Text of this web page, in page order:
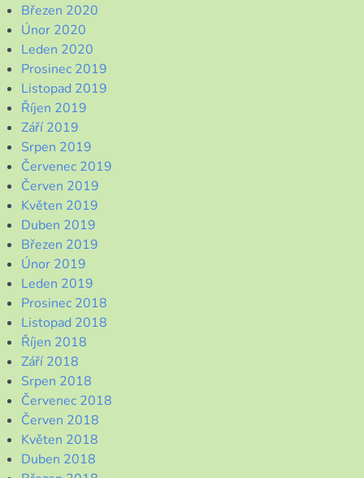
Březen 2020
Únor 2020
Leden 2020
Prosinec 2019
Listopad 2019
Říjen 2019
Září 2019
Srpen 2019
Červenec 2019
Červen 2019
Květen 2019
Duben 2019
Březen 2019
Únor 2019
Leden 2019
Prosinec 2018
Listopad 2018
Říjen 2018
Září 2018
Srpen 2018
Červenec 2018
Červen 2018
Květen 2018
Duben 2018